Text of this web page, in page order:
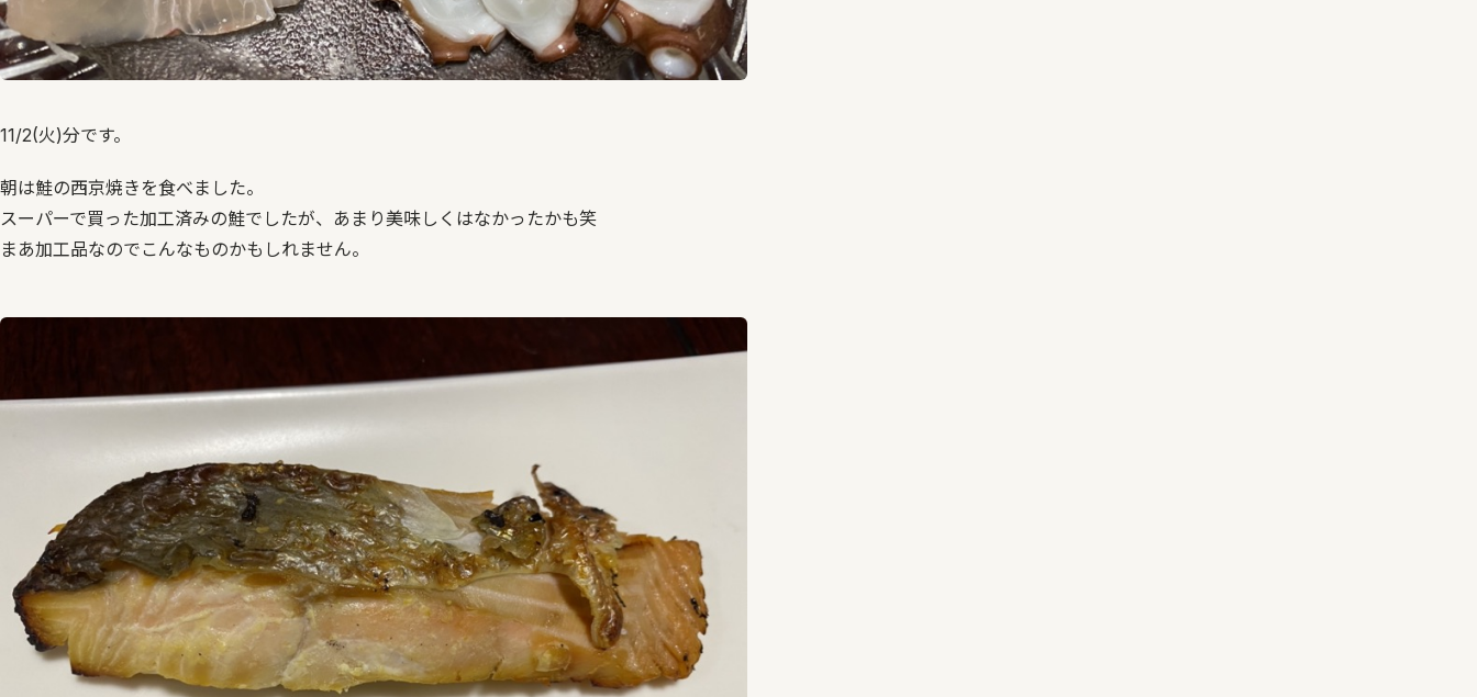
11/2(火)分です。
朝は鮭の西京焼きを食べました。
スーパーで買った加工済みの鮭でしたが、あまり美味しくはなかったかも笑
まあ加工品なのでこんなものかもしれません。